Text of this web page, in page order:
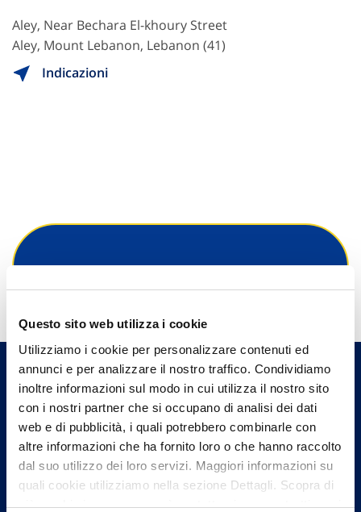
Questo sito web utilizza i cookie
Utilizziamo i cookie per personalizzare contenuti ed
annunci e per analizzare il nostro traffico. Condividiamo
inoltre informazioni sul modo in cui utilizza il nostro sito
con i nostri partner che si occupano di analisi dei dati
web e di pubblicità, i quali potrebbero combinarle con
altre informazioni che ha fornito loro o che hanno raccolto
dal suo utilizzo dei loro servizi. Maggiori informazioni su
quali cookie utilizziamo nella sezione Dettagli. Scopra di
più su chi siamo, come può contattarci e come trattiamo i
Aley, Near Bechara El-khoury Street
Aley, Mount Lebanon, Lebanon (41)
Indicazioni
Trova l'Agenzia più vicina a te e parla con
un nostro Agente.
Contattaci